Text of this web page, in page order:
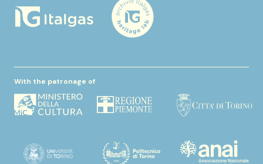
With the patronage of